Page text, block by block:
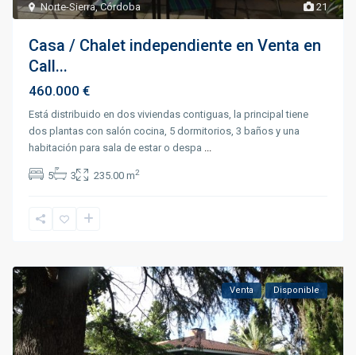
21
Norte-Sierra,Córdoba
Casa / Chalet independiente en Venta en
Call...
460.000 €
Está distribuido en dos viviendas contiguas, la principal tiene
dos plantas con salón cocina, 5 dormitorios, 3 baños y una
habitación para sala de estar o despa ...
5 3 235.00 m2
Venta Disponible